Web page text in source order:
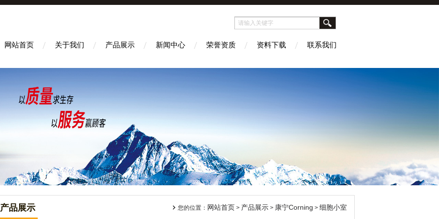
网站首页 关于我们 产品展示 新闻中心 荣誉资质 资料下载 联系我们
产品展示 您的位置： 网站首页 > 产品展示 > 康宁Corning > 细胞小室